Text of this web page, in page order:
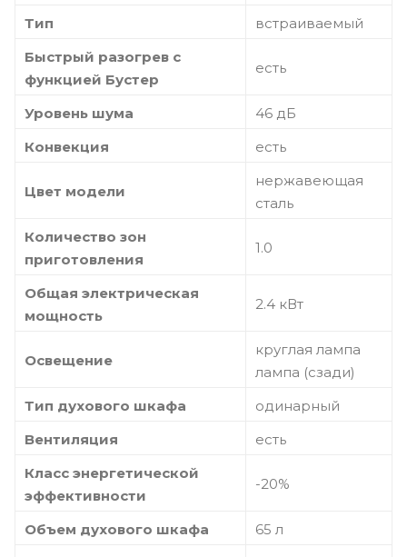
Тип
встраиваемый
Быстрый разогрев с
функцией Бустер
есть
Уровень шума
46 дБ
Конвекция
есть
Цвет модели
нержавеющая
сталь
Количество зон
приготовления
1.0
Общая электрическая
мощность
2.4 кВт
Освещение
круглая лампа
лампа (сзади)
Тип духового шкафа
одинарный
Вентиляция
есть
Класс энергетической
эффективности
-20%
Объем духового шкафа
65 л